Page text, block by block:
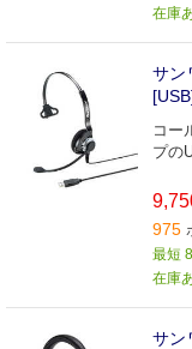
在庫
サン
コー
プの
975
最短
在庫
サン